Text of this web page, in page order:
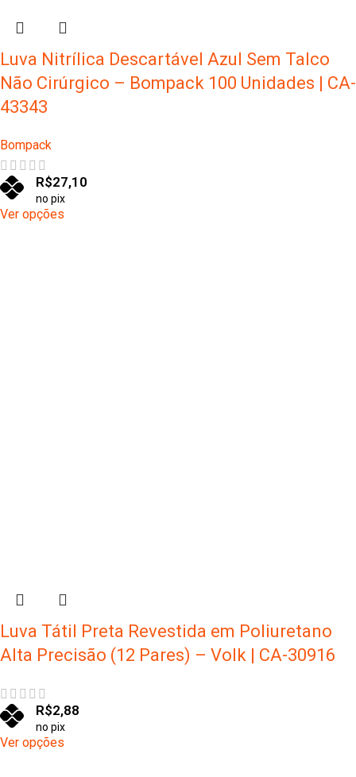
Luva Nitrílica Descartável Azul Sem Talco
Não Cirúrgico – Bompack 100 Unidades | CA-
43343
Bompack
R$27,10
no pix
Ver opções
Luva Tátil Preta Revestida em Poliuretano
Alta Precisão (12 Pares) – Volk | CA-30916
R$2,88
no pix
Ver opções